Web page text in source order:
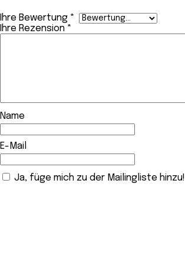
Ihre Bewertung *
Ihre Rezension *
Name
E-Mail
Ja, füge mich zu der Mailingliste hinzu!